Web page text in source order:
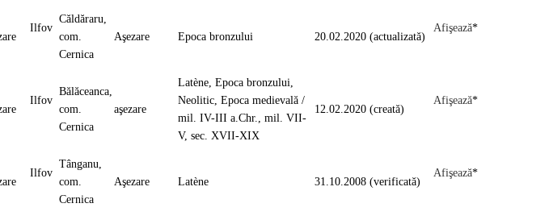
Ilfov
Căldăraru,
com.
Cernica
Aşezare Epoca bronzului 20.02.2020 (actualizată)
Afişează*
Ilfov
Bălăceanca,
com.
Cernica
aşezare
Latène, Epoca bronzului,
Neolitic, Epoca medievală /
mil. IV-III a.Chr., mil. VII-
V, sec. XVII-XIX
12.02.2020 (creată)
Afişează*
Ilfov
Tânganu,
com.
Cernica
Aşezare Latène 31.10.2008 (verificată)
Afişează*